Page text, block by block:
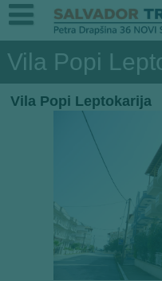
Vila Popi
Vila Popi Leptokarija